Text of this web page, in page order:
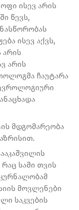
ისევ არის
წევს,
ისევ აქვს,
არის
არის
ჩაუტარა
მდგომარეობა
სამი თვის
მოვლენები
საკვების